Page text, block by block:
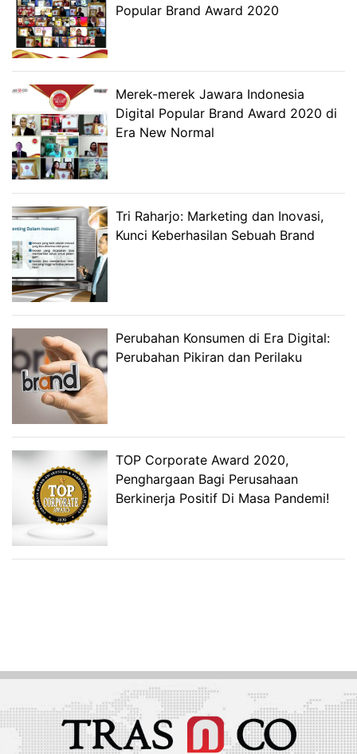
Popular Brand Award 2020
Merek-merek Jawara Indonesia
Digital Popular Brand Award 2020 di
Era New Normal
Tri Raharjo: Marketing dan Inovasi,
Kunci Keberhasilan Sebuah Brand
Perubahan Konsumen di Era Digital:
Perubahan Pikiran dan Perilaku
TOP Corporate Award 2020,
Penghargaan Bagi Perusahaan
Berkinerja Positif Di Masa Pandemi!